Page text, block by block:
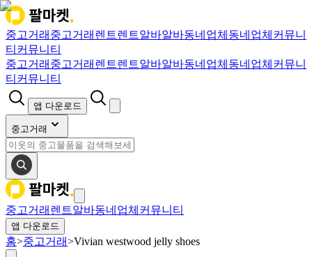
중고거래 중고거래 렌트렌트알바알바동네업체 동네업체 커뮤니
티 커뮤니티
중고거래 중고거래 렌트렌트알바알바동네업체 동네업체 커뮤니
티 커뮤니티
앱 다운로드
중고거래
중고거래 렌트알바동네업체 커뮤니티
앱 다운로드
홈>중고거래>Vivian westwood jelly shoes